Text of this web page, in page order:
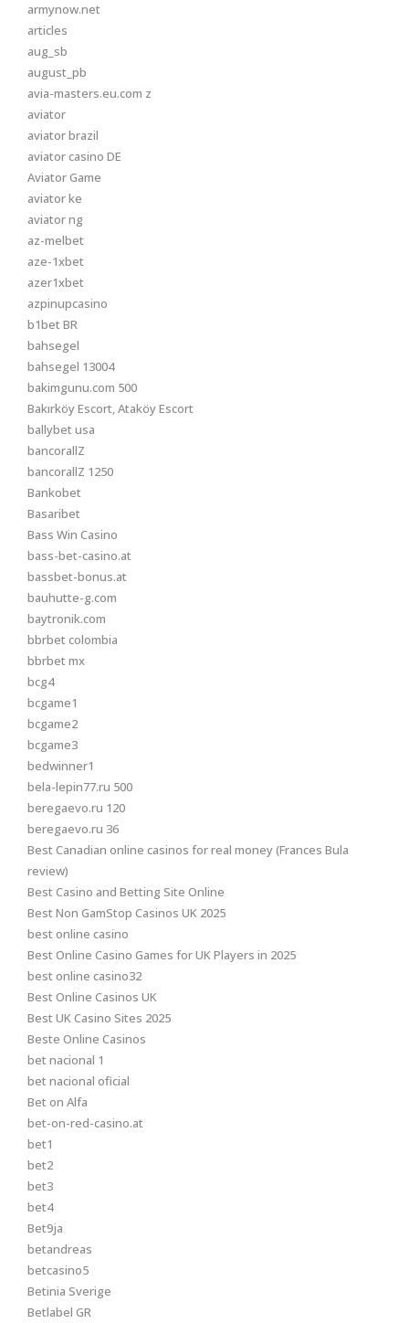
armynow.net
articles
aug_sb
august_pb
avia-masters.eu.com z
aviator
aviator brazil
aviator casino DE
Aviator Game
aviator ke
aviator ng
az-melbet
aze-1xbet
azer1xbet
azpinupcasino
b1bet BR
bahsegel
bahsegel 13004
bakimgunu.com 500
Bakırköy Escort, Ataköy Escort
ballybet usa
bancorallZ
bancorallZ 1250
Bankobet
Basaribet
Bass Win Casino
bass-bet-casino.at
bassbet-bonus.at
bauhutte-g.com
baytronik.com
bbrbet colombia
bbrbet mx
bcg4
bcgame1
bcgame2
bcgame3
bedwinner1
bela-lepin77.ru 500
beregaevo.ru 120
beregaevo.ru 36
Best Canadian online casinos for real money (Frances Bula
review)
Best Casino and Betting Site Online
Best Non GamStop Casinos UK 2025
best online casino
Best Online Casino Games for UK Players in 2025
best online casino32
Best Online Casinos UK
Best UK Casino Sites 2025
Beste Online Casinos
bet nacional 1
bet nacional oficial
Bet on Alfa
bet-on-red-casino.at
bet1
bet2
bet3
bet4
Bet9ja
betandreas
betcasino5
Betinia Sverige
Betlabel GR